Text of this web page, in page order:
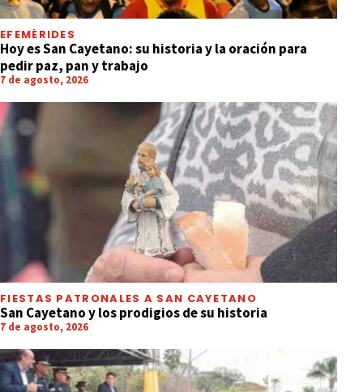
EFEMÉRIDES
Hoy es San Cayetano: su historia y la oración para
pedir paz, pan y trabajo
7 de agosto, 2026
FIESTAS PATRONALES A SAN CAYETANO
San Cayetano y los prodigios de su historia
7 de agosto, 2026